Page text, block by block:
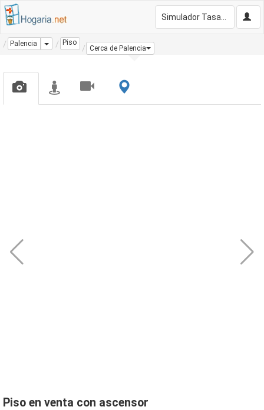
Palencia Dropdown
Piso
Cerca de Palencia
Piso en venta con ascensor